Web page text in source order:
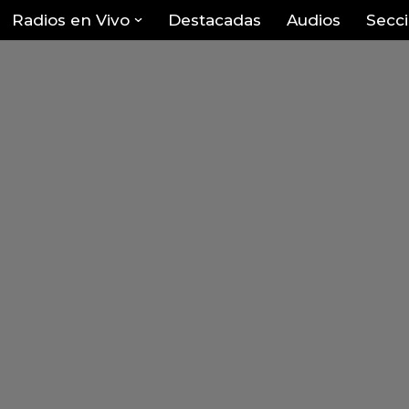
Radios en Vivo Destacadas Audios